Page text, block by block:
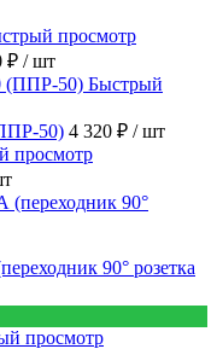
просмотр
₽ / шт
Быстрый
50) 4 320 ₽ / шт
просмотр
90° розетка
просмотр